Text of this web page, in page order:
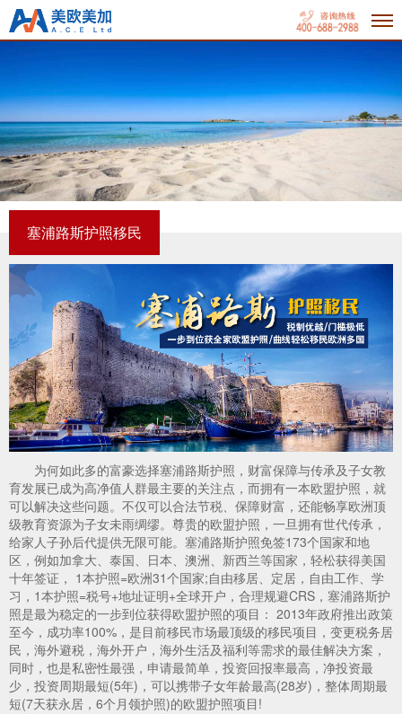
塞浦路斯护照移民
为何如此多的富豪选择塞浦路斯护照，财富保障与传承及子女教
育发展已成为高净值人群最主要的关注点，而拥有一本欧盟护照，就
可以解决这些问题。不仅可以合法节税、保障财富，还能畅享欧洲顶
级教育资源为子女未雨绸缪。尊贵的欧盟护照，一旦拥有世代传承，
给家人子孙后代提供无限可能。塞浦路斯护照免签173个国家和地
区，例如加拿大、泰国、日本、澳洲、新西兰等国家，轻松获得美国
十年签证， 1本护照=欧洲31个国家;自由移居、定居，自由工作、学
习，1本护照=税号+地址证明+全球开户，合理规避CRS，塞浦路斯护
照是最为稳定的一步到位获得欧盟护照的项目： 2013年政府推出政策
至今，成功率100%，是目前移民市场最顶级的移民项目，变更税务居
民，海外避税，海外开户，海外生活及福利等需求的最佳解决方案，
同时，也是私密性最强，申请最简单，投资回报率最高，净投资最
少，投资周期最短(5年)，可以携带子女年龄最高(28岁)，整体周期最
短(7天获永居，6个月领护照)的欧盟护照项目!